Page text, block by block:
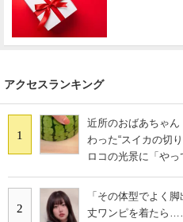
アクセスランキング
1
近所のおばあちゃ
わった“スイカの
ロコの光景に「やっ
2
「その体型でよく
丈ワンピを着たら